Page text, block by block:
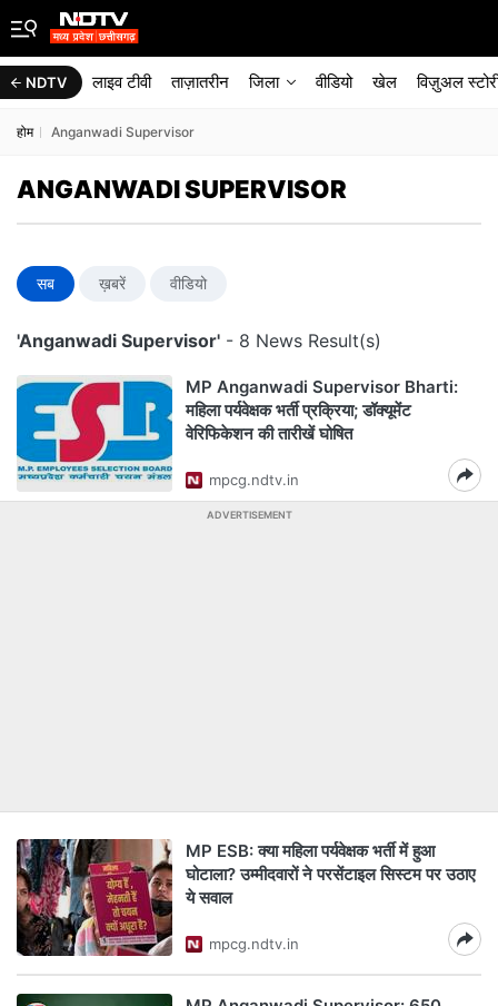
NDTV लाइव टीवी ताज़ातरीन जिला वीडियो खेल विज़ुअल
होम Anganwadi Supervisor
ANGANWADI SUPERVISOR
सब ख़बरें वीडियो
'Anganwadi Supervisor' - 8 News Result(s)
MP Anganwadi Supervisor Bharti:
महिला पर्यवेक्षक भर्ती प्रक्रिया; डॉक्यूमेंट
वेरिफिकेशन की तारीखें घोषित
mpcg.ndtv.in
ADVERTISEMENT
MP ESB: क्या महिला पर्यवेक्षक भर्ती में हुआ
घोटाला? उम्मीदवारों ने परसेंटाइल सिस्टम पर उठाए
ये सवाल
mpcg.ndtv.in